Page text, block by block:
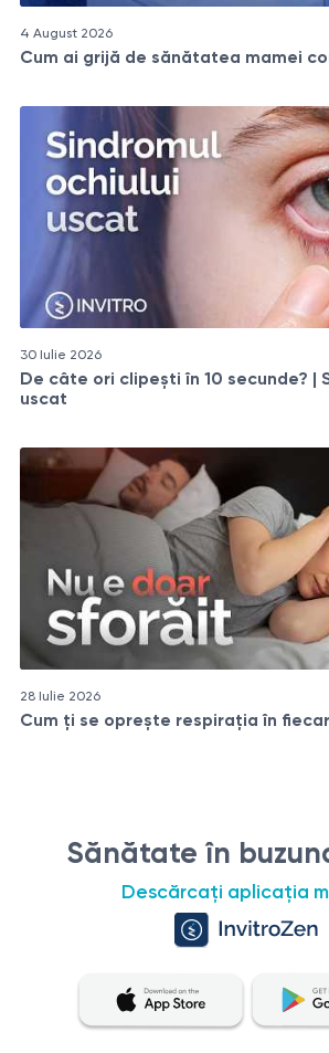
4 August 2026
Cum ai grijă de sănătatea mamei
30 Iulie 2026
De câte ori clipești în 10 secunde? |
uscat
28 Iulie 2026
Cum ți se oprește respirația în
Sănătate în
Descărcați aplicația